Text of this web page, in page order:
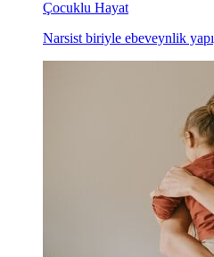
Çocuklu Hayat
Narsist biriyle ebeveynlik